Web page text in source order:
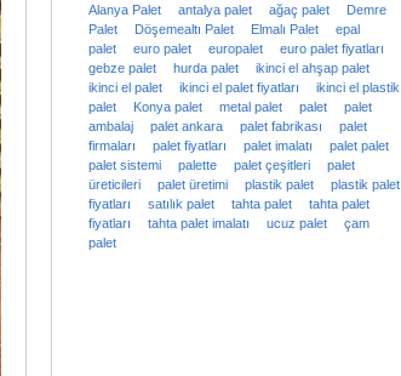
Alanya Palet
antalya palet ağaç palet
Demre
Palet
Döşemealtı Palet Elmalı Palet
epal
palet
euro palet europalet
euro palet fiyatları
gebze palet
hurda palet
ikinci el ahşap palet
ikinci el palet
ikinci el palet fiyatları
ikinci el plastik
palet
Konya palet metal palet palet
palet
ambalaj
palet ankara palet fabrikası
palet
firmaları
palet fiyatları palet imalatı
palet palet
palet sistemi
palette palet çeşitleri
palet
üreticileri
palet üretimi plastik palet
plastik palet
fiyatları
satılık palet tahta palet
tahta palet
fiyatları
tahta palet imalatı ucuz palet
çam
palet